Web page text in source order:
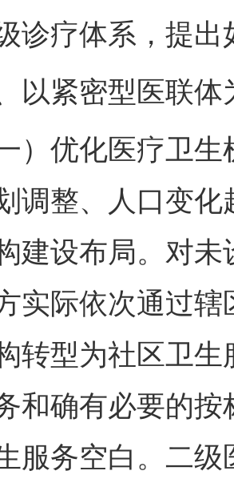
诊疗体系，提出
紧密型医联体
优化医疗卫生
调整、人口变
建设布局。对
实际依次通过
转型为社区卫
和确有必要的
服务空白。二